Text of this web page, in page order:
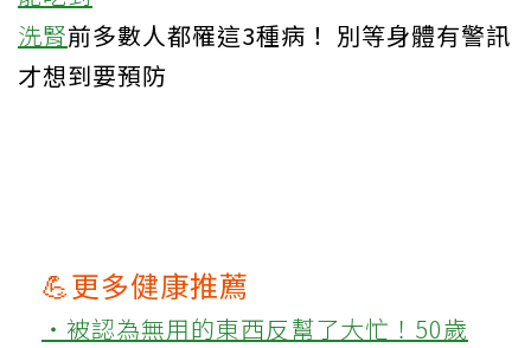
洗腎前多數人都罹這3種病！ 別等身體有警訊
才想到要預防
💪更多健康推薦
‧被認為無用的東西反幫了大忙！50歲